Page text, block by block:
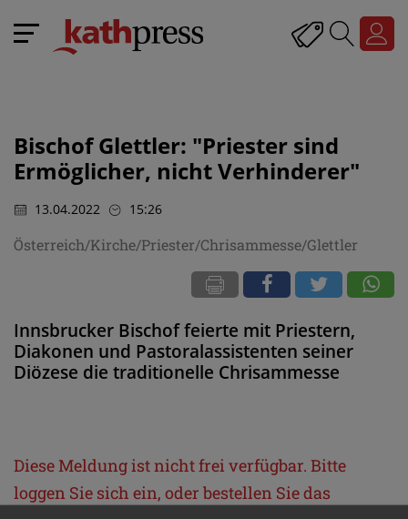
Bischof Glettler: "Priester sind
Ermöglicher, nicht Verhinderer"
13.04.2022 15:26
Österreich/Kirche/Priester/Chrisammesse/Glettler
Innsbrucker Bischof feierte mit Priestern,
Diakonen und Pastoralassistenten seiner
Diözese die traditionelle Chrisammesse
Diese Meldung ist nicht frei verfügbar. Bitte
loggen Sie sich ein, oder bestellen Sie das